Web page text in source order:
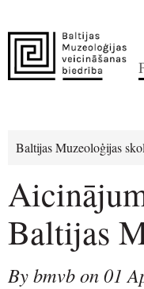
Baltijas Muzeoloģijas
Baltijas
By bmvb on 01